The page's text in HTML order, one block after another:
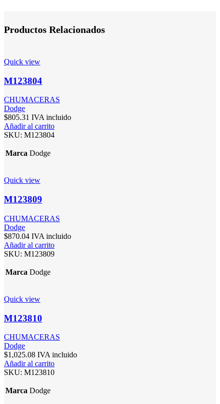
Productos Relacionados
Quick view
M123804
CHUMACERAS
Dodge
$805.31 IVA incluido
Añadir al carrito
SKU: M123804
Marca Dodge
Quick view
M123809
CHUMACERAS
Dodge
$870.04 IVA incluido
Añadir al carrito
SKU: M123809
Marca Dodge
Quick view
M123810
CHUMACERAS
Dodge
$1,025.08 IVA incluido
Añadir al carrito
SKU: M123810
Marca Dodge